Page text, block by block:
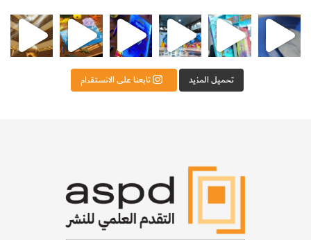
لشؤون الش
من الأعماق نكتشف ومن الكتب نتعلّم
⁨ ⁨ نتشرف بدعوتكم لزيارة جناح التقدم العلمي للنشر ⁨ رجعنا! ما كنّا بعيد! مجهزين لكم كل جديد!⁩
تحميل المزيد تابعنا على الانستقرام